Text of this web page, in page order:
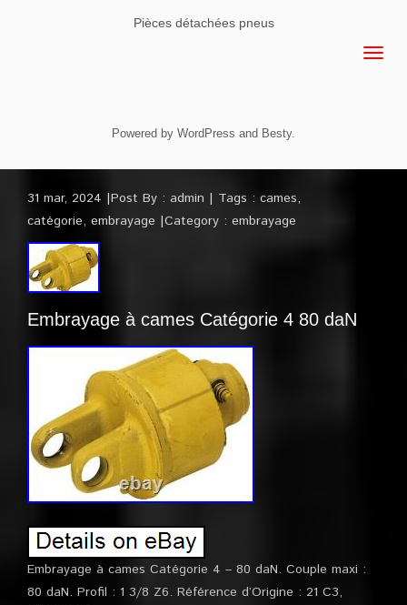
Pièces détachées pneus
Powered by WordPress and Besty.
31 mar, 2024 Post By : admin Tags : cames,
catégorie, embrayage Category : embrayage
Embrayage à cames Catégorie 4 80 daN
Embrayage à cames Catégorie 4 – 80 daN. Couple maxi :
80 daN. Profil : 1 3/8 Z6. Référence d’Origine : 21 C3,